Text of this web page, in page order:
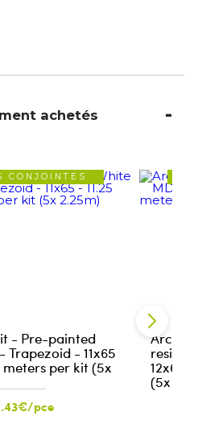
achetés
CONJOINTES
- Pre-painted
Trapezoid - 11x65
meters per kit (5x
pce
12x68 -
(5x 2.2